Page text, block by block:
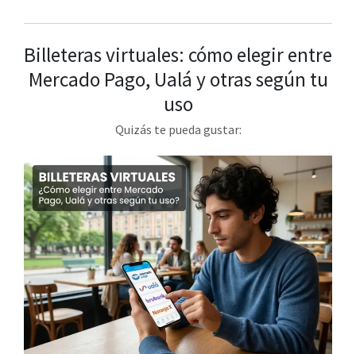
Billeteras virtuales: cómo elegir entre
Mercado Pago, Ualá y otras según tu
uso
Quizás te pueda gustar: